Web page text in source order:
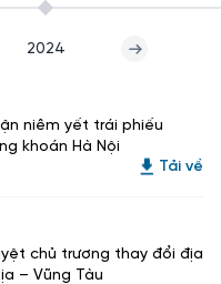
2024
niêm yết trái phiếu
khoán Hà Nội
Tải về
chủ trương thay đổi địa
– Vũng Tàu